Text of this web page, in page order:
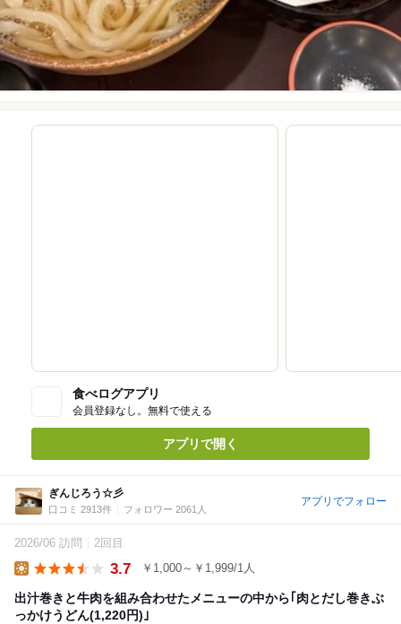
食べログアプリ
会員登録なし。無料で使える
アプリで開く
ぎんじろう☆彡
口コミ 2913件 フォロワー 2061人
アプリでフォロー
2026/06 訪問 2回目
3.7 ￥1,000～￥1,999/1人
出汁巻きと牛肉を組み合わせたメニューの中から｢肉とだし巻きぶ
っかけうどん(1,220円)｣